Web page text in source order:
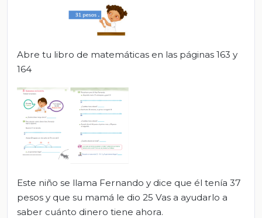
Abre tu libro de matemáticas en las páginas 163 y
164
Este niño se llama Fernando y dice que él tenía 37
pesos y que su mamá le dio 25 Vas a ayudarlo a
saber cuánto dinero tiene ahora.